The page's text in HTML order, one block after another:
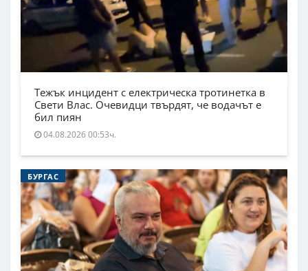
Тежък инцидент с електрическа тротинетка в
Свети Влас. Очевидци твърдят, че водачът е
бил пиян
04.08.2026 00:53ч.
БУРГАС